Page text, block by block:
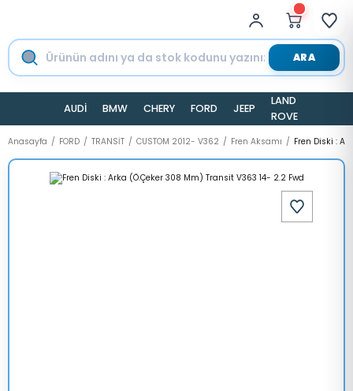
ARA
AUDİ BMW CHERY FORD JEEP
LAND
ROVER
Anasayfa FORD TRANSİT CUSTOM 2012- V362 Fren Aksamı Fren Diski :